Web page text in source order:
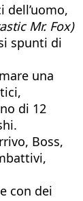
Mr. Fox)
spunti di
una
di 12
Boss,
con dei